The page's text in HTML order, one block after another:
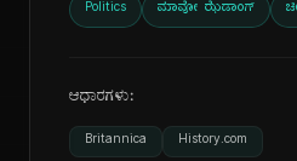
Politics ಮಾವೋ ಝೆಡಾಂಗ್
ಆಧಾರಗಳು:
Britannica History.com